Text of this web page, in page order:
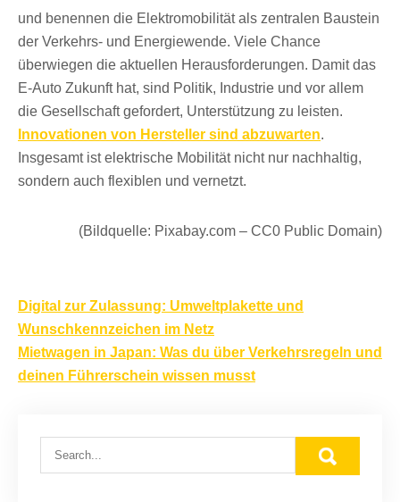
und benennen die Elektromobilität als zentralen Baustein
der Verkehrs- und Energiewende. Viele Chance
überwiegen die aktuellen Herausforderungen. Damit das
E-Auto Zukunft hat, sind Politik, Industrie und vor allem
die Gesellschaft gefordert, Unterstützung zu leisten.
Innovationen von Hersteller sind abzuwarten.
Insgesamt ist elektrische Mobilität nicht nur nachhaltig,
sondern auch flexiblen und vernetzt.
(Bildquelle: Pixabay.com – CC0 Public Domain)
Beitragsnavigation
Digital zur Zulassung: Umweltplakette und
Wunschkennzeichen im Netz
Mietwagen in Japan: Was du über Verkehrsregeln und
deinen Führerschein wissen musst